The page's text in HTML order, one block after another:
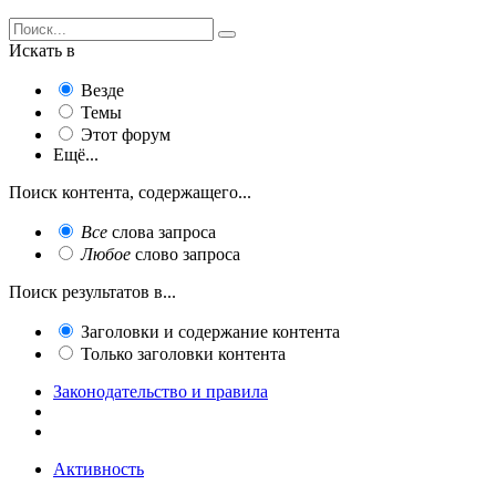
Искать в
Везде
Темы
Этот форум
Ещё...
Поиск контента, содержащего...
Все слова запроса
Любое слово запроса
Поиск результатов в...
Заголовки и содержание контента
Только заголовки контента
Законодательство и правила
Активность